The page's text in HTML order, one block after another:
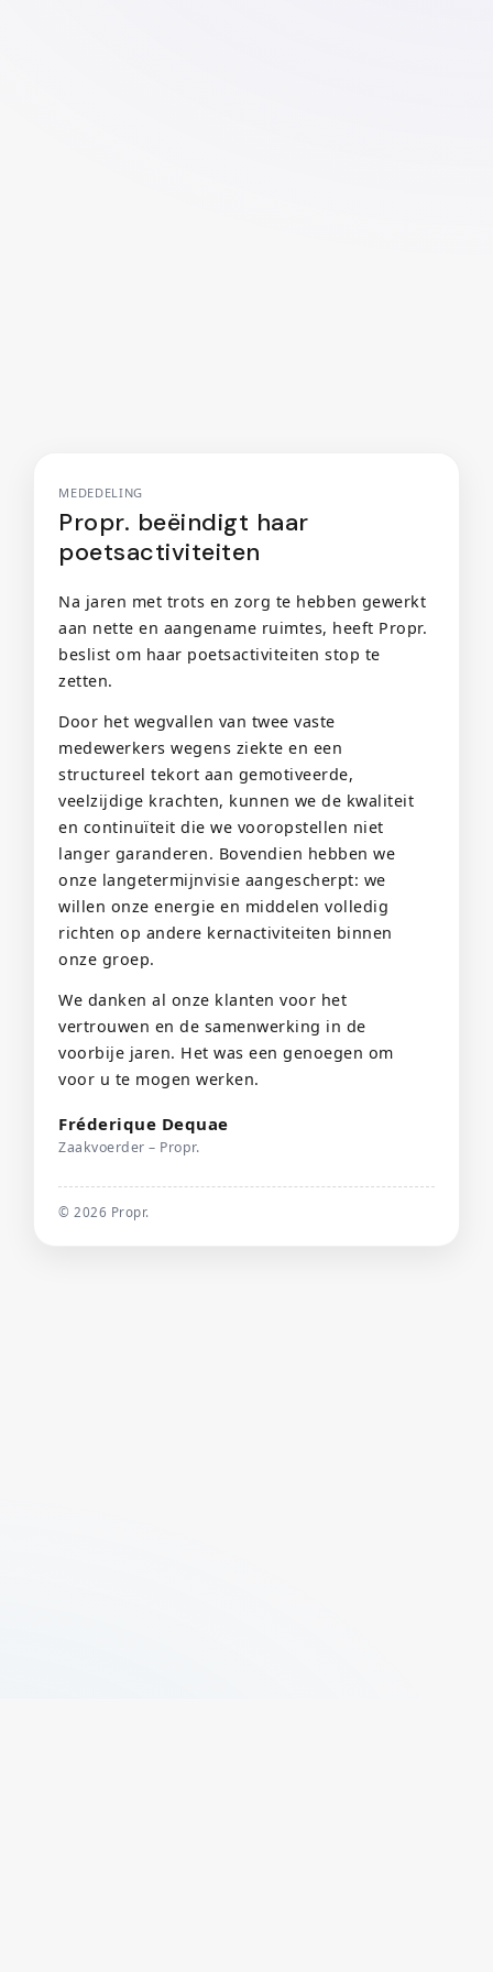
MEDEDELING
Propr. beëindigt haar
poetsactiviteiten
Na jaren met trots en zorg te hebben gewerkt
aan nette en aangename ruimtes, heeft Propr.
beslist om haar poetsactiviteiten stop te
zetten.
Door het wegvallen van twee vaste
medewerkers wegens ziekte en een
structureel tekort aan gemotiveerde,
veelzijdige krachten, kunnen we de kwaliteit
en continuïteit die we vooropstellen niet
langer garanderen. Bovendien hebben we
onze langetermijnvisie aangescherpt: we
willen onze energie en middelen volledig
richten op andere kernactiviteiten binnen
onze groep.
We danken al onze klanten voor het
vertrouwen en de samenwerking in de
voorbije jaren. Het was een genoegen om
voor u te mogen werken.
Fréderique Dequae
Zaakvoerder – Propr.
© 2026 Propr.